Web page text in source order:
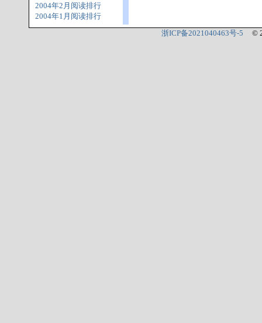
2004年2月阅读排行
2004年1月阅读排行
浙ICP备2021040463号-5 ©